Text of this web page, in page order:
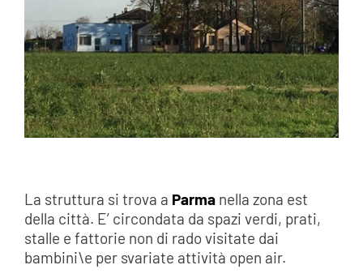
La struttura si trova a Parmanella zona est
della città. E’ circondata da spazi verdi, prati,
stalle e fattorie non di rado visitate dai
bambini\e per svariate attività open air.